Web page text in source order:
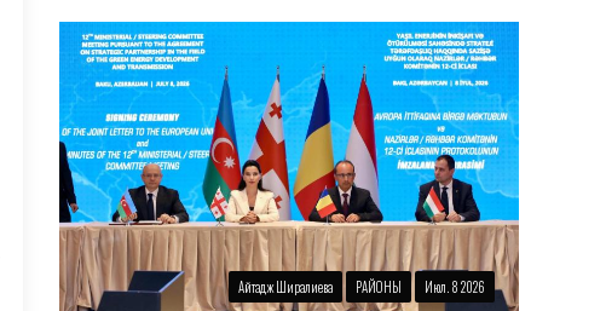
Айтадж Ширалиева РАЙОНЫ Июл. 8 2026